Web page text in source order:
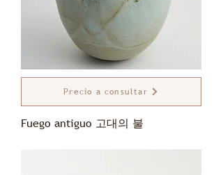
Precio a consultar
Fuego antiguo 고대의 불